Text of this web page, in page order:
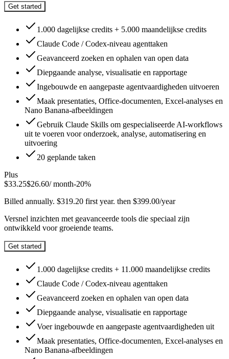
Get started
1.000 dagelijkse credits + 5.000 maandelijkse credits
Claude Code / Codex-niveau agenttaken
Geavanceerd zoeken en ophalen van open data
Diepgaande analyse, visualisatie en rapportage
Ingebouwde en aangepaste agentvaardigheden uitvoeren
Maak presentaties, Office-documenten, Excel-analyses en
Nano Banana-afbeeldingen
Gebruik Claude Skills om gespecialiseerde AI-workflows
uit te voeren voor onderzoek, analyse, automatisering en
uitvoering
20 geplande taken
Plus
$33.25$26.60/ month-20%
Billed annually. $319.20 first year. then $399.00/year
Versnel inzichten met geavanceerde tools die speciaal zijn
ontwikkeld voor groeiende teams.
Get started
1.000 dagelijkse credits + 11.000 maandelijkse credits
Claude Code / Codex-niveau agenttaken
Geavanceerd zoeken en ophalen van open data
Diepgaande analyse, visualisatie en rapportage
Voer ingebouwde en aangepaste agentvaardigheden uit
Maak presentaties, Office-documenten, Excel-analyses en
Nano Banana-afbeeldingen